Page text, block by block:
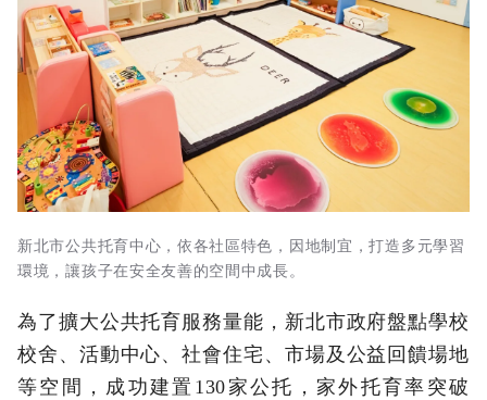
新北市公共托育中心，依各社區特色，因地制宜，打造多元學習
環境，讓孩子在安全友善的空間中成長。
為了擴大公共托育服務量能，新北市政府盤點學校
校舍、活動中心、社會住宅、市場及公益回饋場地
等空間，成功建置130家公托，家外托育率突破